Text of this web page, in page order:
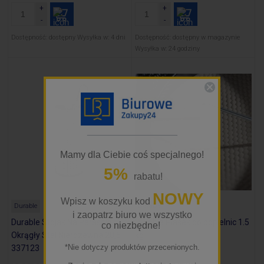
Dostępność: dostępny Wysyłka w: 4 dni Dostępność:
dostępny w magazynie
Wysyłka w:
24 godziny
Durable
Durable Stojak Na Parasole
Okrągły Stal Nierdzewna 28,5
337123
Durable
Durable Piasek do popielnic 1.5
Mamy dla Ciebie coś specjalnego!
5% rabatu!
Wpisz w koszyku kod NOWY
i zaopatrz biuro we wszystko
co niezbędne!
*Nie dotyczy produktów przecenionych.